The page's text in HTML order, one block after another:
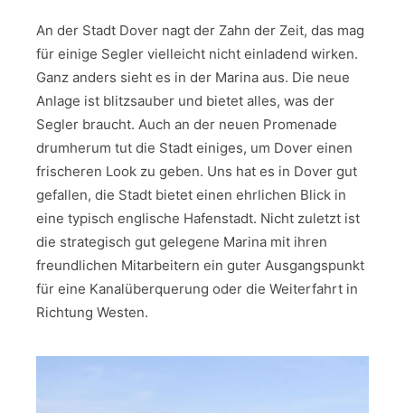
An der Stadt Dover nagt der Zahn der Zeit, das mag
für einige Segler vielleicht nicht einladend wirken.
Ganz anders sieht es in der Marina aus. Die neue
Anlage ist blitzsauber und bietet alles, was der
Segler braucht. Auch an der neuen Promenade
drumherum tut die Stadt einiges, um Dover einen
frischeren Look zu geben. Uns hat es in Dover gut
gefallen, die Stadt bietet einen ehrlichen Blick in
eine typisch englische Hafenstadt. Nicht zuletzt ist
die strategisch gut gelegene Marina mit ihren
freundlichen Mitarbeitern ein guter Ausgangspunkt
für eine Kanalüberquerung oder die Weiterfahrt in
Richtung Westen.